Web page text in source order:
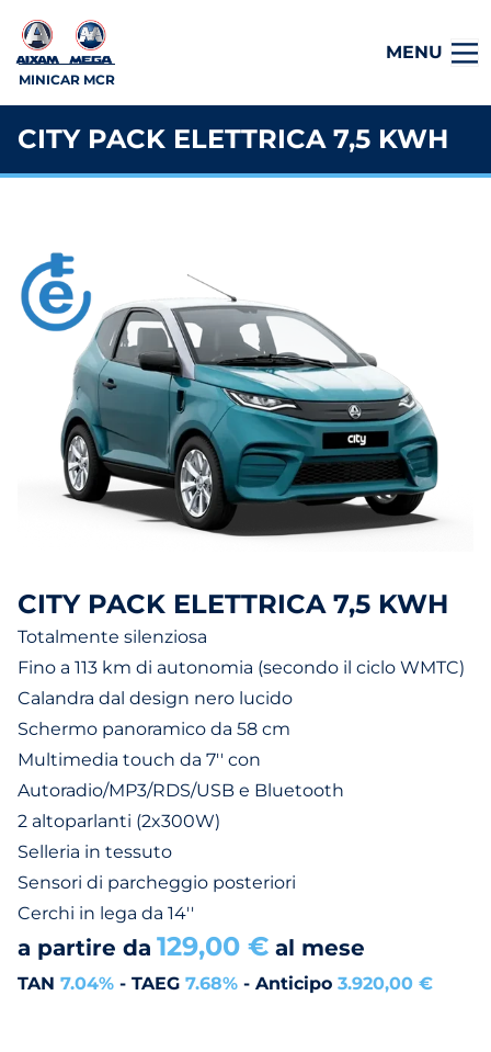
MINICAR MCR
MENU
CITY PACK ELETTRICA 7,5 KWH
CITY PACK ELETTRICA 7,5 KWH
Totalmente silenziosa
Fino a 113 km di autonomia (secondo il ciclo WMTC)
Calandra dal design nero lucido
Schermo panoramico da 58 cm
Multimedia touch da 7'' con
Autoradio/MP3/RDS/USB e Bluetooth
2 altoparlanti (2x300W)
Selleria in tessuto
Sensori di parcheggio posteriori
Cerchi in lega da 14''
a partire da 129,00 € al mese
TAN 7.04% - TAEG 7.68% - Anticipo 3.920,00 €